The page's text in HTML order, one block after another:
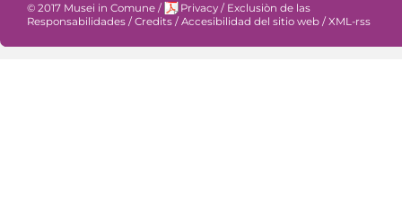
© 2017 Musei in Comune / Privacy / Exclusiòn de las
Responsabilidades / Credits / Accesibilidad del sitio web / XML-rss